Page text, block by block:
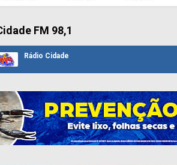
FM 98,1
Rádio Cidade